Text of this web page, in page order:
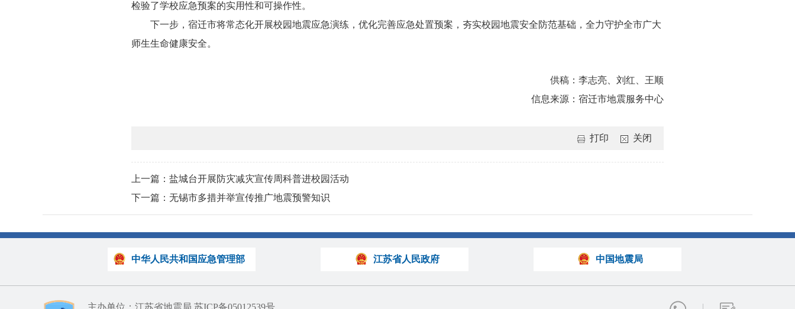
检验了学校应急预案的实用性和可操作性。
下一步，宿迁市将常态化开展校园地震应急演练，优化完善应急处置预案，夯实校园地震安全防范基础，全力守护全市广大
师生生命健康安全。
供稿： 李志亮、刘红、王顺
信息来源： 宿迁市地震服务中心
打印 关闭
上一篇：盐城台开展防灾减灾宣传周科普进校园活动
下一篇：无锡市多措并举宣传推广地震预警知识
中华人民共和国应急管理部 江苏省人民政府 中国地震局
主办单位：江苏省地震局 苏ICP备05012539号